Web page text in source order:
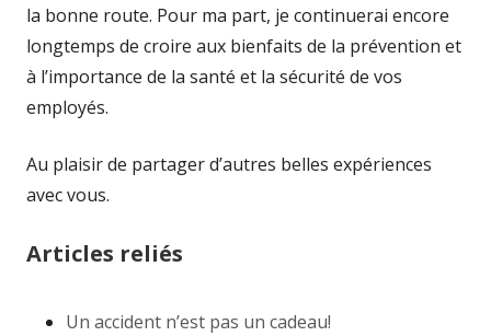
la bonne route. Pour ma part, je continuerai encore
longtemps de croire aux bienfaits de la prévention et
à l’importance de la santé et la sécurité de vos
employés.
Au plaisir de partager d’autres belles expériences
avec vous.
Articles reliés
Un accident n’est pas un cadeau!